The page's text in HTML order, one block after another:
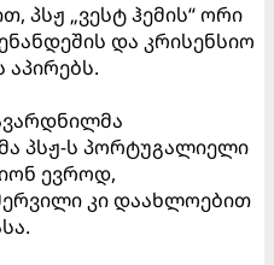
პსჟ „ვესტ ჰემის“ ორი
და კრისენსიო
აპირებს.
პსჟ-ს პორტუგალიელი
ევროდ,
კი დაახლოებით